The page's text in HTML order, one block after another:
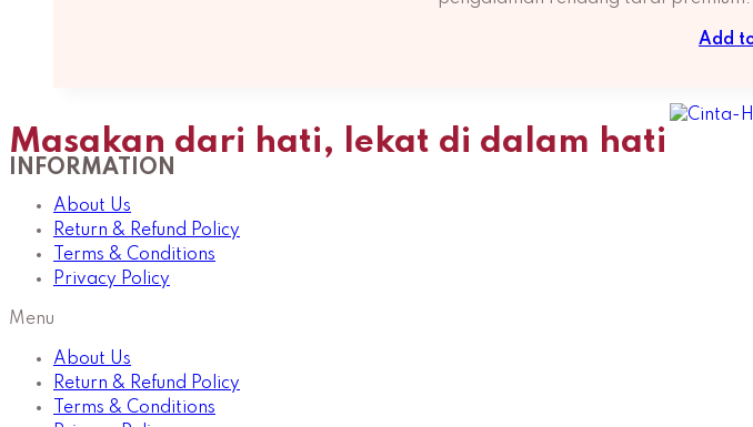
Add
Masakan dari hati, lekat di dalam hati
INFORMATION
About Us
Return & Refund Policy
Terms & Conditions
Privacy Policy
Menu
About Us
Return & Refund Policy
Terms & Conditions